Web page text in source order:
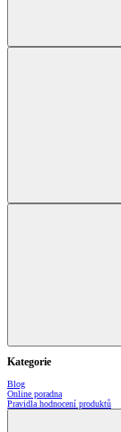
Kategorie
Blog
Online poradna
Pravidla hodnocení produktů